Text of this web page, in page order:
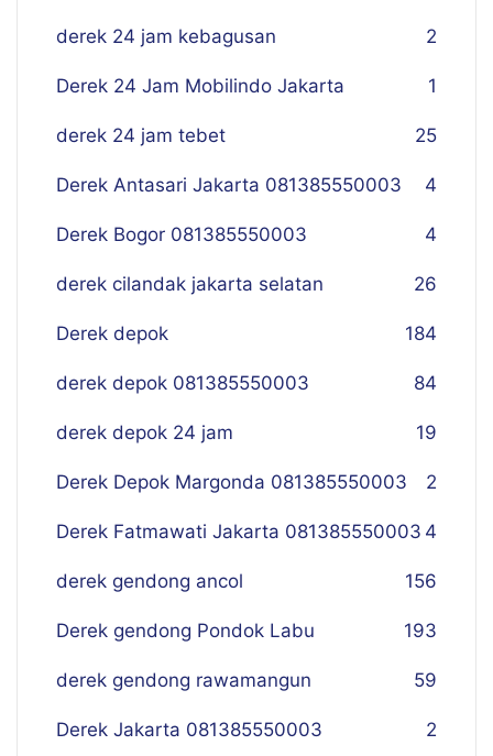
derek 24 jam kebagusan 2
Derek 24 Jam Mobilindo Jakarta 1
derek 24 jam tebet 25
Derek Antasari Jakarta 081385550003 4
Derek Bogor 081385550003 4
derek cilandak jakarta selatan 26
Derek depok 184
derek depok 081385550003 84
derek depok 24 jam 19
Derek Depok Margonda 081385550003 2
Derek Fatmawati Jakarta 081385550003 4
derek gendong ancol 156
Derek gendong Pondok Labu 193
derek gendong rawamangun 59
Derek Jakarta 081385550003 2